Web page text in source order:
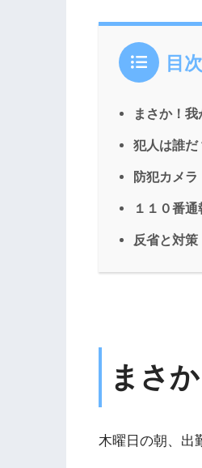
目次
まさか！我
犯人は誰だ
防犯カメラ
１１０番通
反省と対策
まさ
木曜日の朝、出